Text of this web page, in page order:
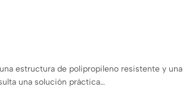
estructura de polipropileno resistente y una
una solución práctica…